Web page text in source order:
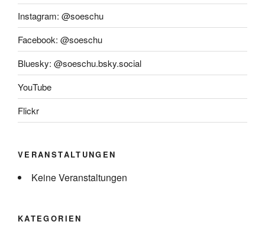
Instagram: @soeschu
Facebook: @soeschu
Bluesky: @soeschu.bsky.social
YouTube
Flickr
VERANSTALTUNGEN
Keine Veranstaltungen
KATEGORIEN